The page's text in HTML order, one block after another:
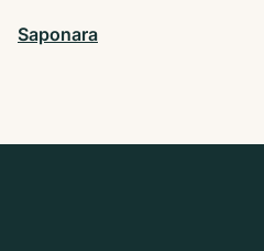
Saponara